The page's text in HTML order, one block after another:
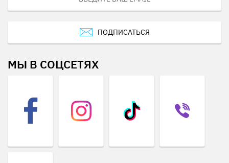
ПОДПИСАТЬСЯ
МЫ В СОЦСЕТЯХ